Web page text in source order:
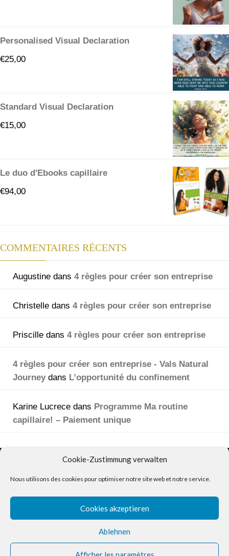
Cookie-Zustimmung verwalten
Nous utilisons des cookies pour optimiser notre site web et notre service.
Cookies akzeptieren
Ablehnen
Personalised Visual Declaration
€25,00
Standard Visual Declaration
€15,00
Le duo d'Ebooks capillaire
€94,00
COMMENTAIRES RÉCENTS
Augustine dans 4 règles pour créer son entreprise
Christelle dans 4 règles pour créer son entreprise
Priscille dans 4 règles pour créer son entreprise
4 règles pour créer son entreprise - Vals Natural
Journeydans L’opportunité du confinement
Karine Lucrece dans Programme Ma routine
capillaire! – Paiement unique
Vals Natural Journey
Mon compte
Politique modèle de confidentialité
(Datenschutzerklärung)
AGB
| Impressum